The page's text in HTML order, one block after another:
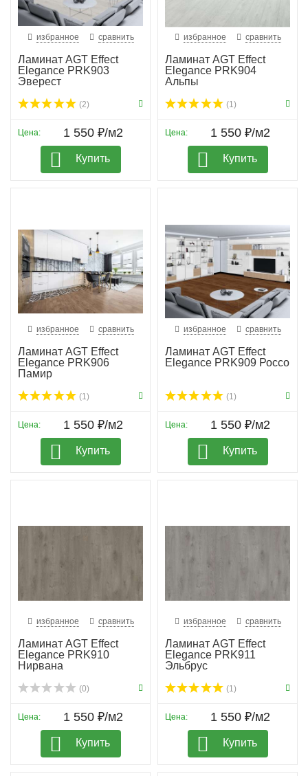
избранное сравнить
Ламинат AGT Effect
Elegance PRK903
Эверест
(2)
Цена: 1 550 ₽/м2
Купить
избранное сравнить
Ламинат AGT Effect
Elegance PRK904
Альпы
(1)
Цена: 1 550 ₽/м2
Купить
избранное сравнить
Ламинат AGT Effect
Elegance PRK906
Памир
(1)
Цена: 1 550 ₽/м2
Купить
избранное сравнить
Ламинат AGT Effect
Elegance PRK909 Россо
(1)
Цена: 1 550 ₽/м2
Купить
избранное сравнить
Ламинат AGT Effect
Elegance PRK910
Нирвана
(0)
Цена: 1 550 ₽/м2
Купить
избранное сравнить
Ламинат AGT Effect
Elegance PRK911
Эльбрус
(1)
Цена: 1 550 ₽/м2
Купить